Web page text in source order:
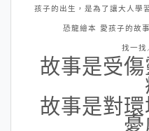
孩子的出生，是為了讓大人學
恐龍繪本 愛孩子的故事
找一找
故事是受
故事是對